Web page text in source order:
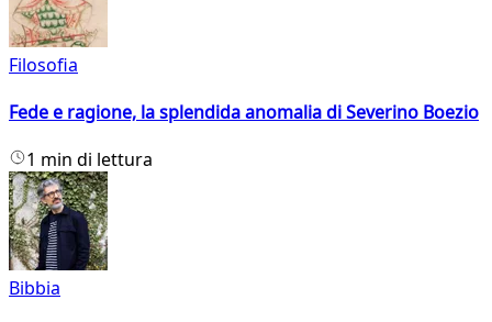
Filosofia
Fede e ragione, la splendida anomalia di Severino Boezio
1 min di lettura
Bibbia